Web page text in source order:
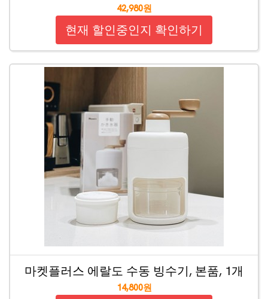
42,980원
현재 할인중인지 확인하기
마켓플러스 에랄도 수동 빙수기, 본품, 1개
14,800원